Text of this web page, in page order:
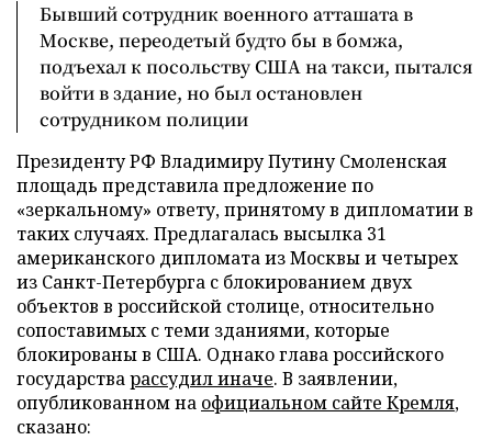
Бывший сотрудник военного атташата в
Москве, переодетый будто бы в бомжа,
подъехал к посольству США на такси, пытался
войти в здание, но был остановлен
сотрудником полиции
Президенту РФ Владимиру Путину Смоленская
площадь представила предложение по
«зеркальному» ответу, принятому в дипломатии в
таких случаях. Предлагалась высылка 31
американского дипломата из Москвы и четырех
из Санкт-Петербурга с блокированием двух
объектов в российской столице, относительно
сопоставимых с теми зданиями, которые
блокированы в США. Однако глава российского
государстварассудил иначе. В заявлении,
опубликованном на официальном сайте Кремля,
сказано: